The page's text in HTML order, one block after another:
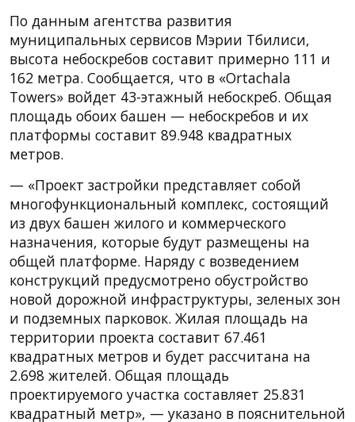
По данным агентства развития
муниципальных сервисов Мэрии Тбилиси,
высота небоскребов составит примерно 111 и
162 метра. Сообщается, что в «Ortachala
Towers» войдет 43-этажный небоскреб. Общая
площадь обоих башен — небоскребов и их
платформы составит 89.948 квадратных
метров.
— «Проект застройки представляет собой
многофункциональный комплекс, состоящий
из двух башен жилого и коммерческого
назначения, которые будут размещены на
общей платформе. Наряду с возведением
конструкций предусмотрено обустройство
новой дорожной инфраструктуры, зеленых зон
и подземных парковок. Жилая площадь на
территории проекта составит 67.461
квадратных метров и будет рассчитана на
2.698 жителей. Общая площадь
проектируемого участка составляет 25.831
квадратный метр», — указано в пояснительной